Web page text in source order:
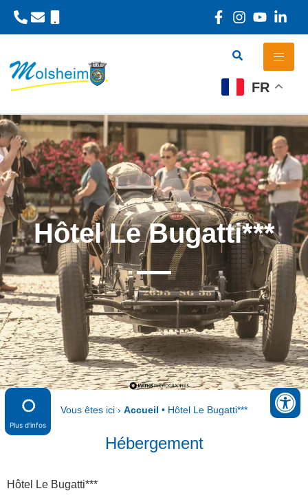
FR
Hôtel Le Bugatti***
Vous êtes ici › Accueil • Hôtel Le Bugatti***
Hébergement
Hôtel Le Bugatti***
Plus d'infos
Panneau de gestion des cookies